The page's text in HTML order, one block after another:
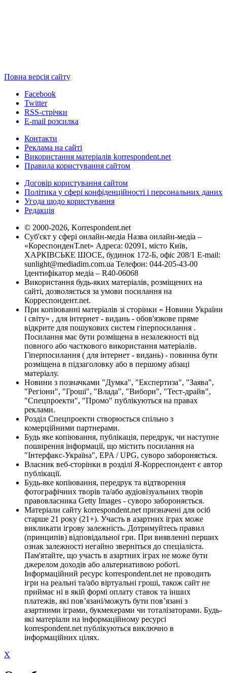
Повна версія сайту
Facebook
Twitter
RSS-стрічки
E-mail розсилка
Контакти
Реклама на сайті
Використання матеріалів korrespondent.net
Правила користування сайтом
Договір користування сайтом
Політика у сфері конфіденційності і персональних даних
Угода щодо користування
Редакція
© 2000-2026, Korrespondent.net
Суб'єкт у сфері онлайн-медіа Назва онлайн-медіа –
«КореспонденТ.net» Адреса: 02091, місто Київ,
ХАРКІВСЬКЕ ШОСЕ, будинок 172-Б, офіс 208/1 E-mail:
sunlight@mediadim.com.ua Телефон: 044-205-43-00
Ідентифікатор медіа – R40-06068
Використання будь-яких матеріалів, розміщених на
сайті, дозволяється за умови посилання на
Корреспондент.net.
При копіюванні матеріалів зі сторінки « Новини України
і світу» , для інтернет - видань - обов'язкове пряме
відкрите для пошукових систем гіперпосилання .
Посилання має бути розміщена в незалежності від
повного або часткового використання матеріалів.
Гіперпосилання ( для інтернет - видань) - повинна бути
розміщена в підзаголовку або в першому абзаці
матеріалу.
Новини з позначками "Думка", "Експертиза", "Заява",
"Регіони", "Гроші", "Влада", "Вибори", "Тест-драйв",
"Спецпроекти", "Промо" публікуються на правах
реклами.
Розділ Спецпроекти створюється спільно з
комерційними партнерами.
Будь яке копіювання, публікація, передрук, чи наступне
поширення інформації, що містить посилання на
"Інтерфакс-Україна", EPA / UPG, суворо забороняється.
Власник веб-сторінки в розділі Я-Корреспондент є автор
публікації.
Будь-яке копіювання, передрук та відтворення
фотографічних творів та/або аудіовізуальних творів
правовласника Getty Images - суворо забороняється.
Матеріали сайту korrespondent.net призначені для осіб
старше 21 року (21+). Участь в азартних іграх може
викликати ігрову залежність. Дотримуйтесь правил
(принципів) відповідальної гри. При виявленні перших
ознак залежності негайно зверніться до спеціаліста.
Пам'ятайте, що участь в азартних іграх не може бути
джерелом доходів або альтернативою роботі.
Інформаційний ресурс korrespondent.net не проводить
ігри на реальні та/або віртуальні гроші, також сайт не
приймає ні в якій формі оплату ставок та інших
платежів, які пов’язані/можуть бути пов’язані з
азартними іграми, букмекерами чи тоталізаторами. Будь-
які матеріали на інформаційному ресурсі
korrespondent.net публікуються виключно в
інформаційних цілях.
X